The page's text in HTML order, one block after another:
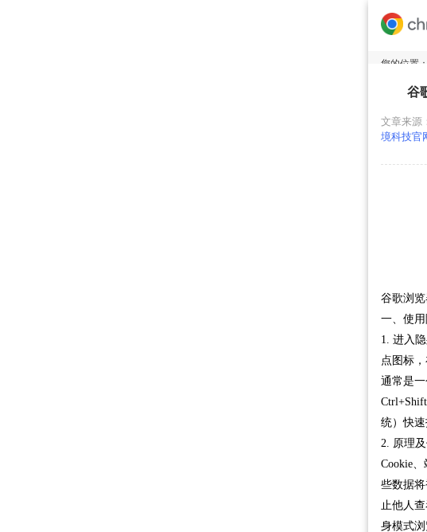
您的位置：
谷
文章来源：
境科技官
谷歌浏
一、使
1. 进入
点图标
通常是
统）快速
2. 原理
Cookie
些数据
止他人
身模式